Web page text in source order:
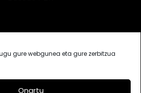
gure webgunea eta gure zerbitzua
Onartu